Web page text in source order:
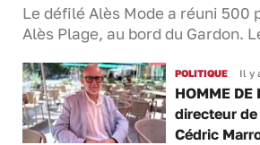
Le défilé Alès Mode a réuni 500
Alès Plage, au bord du Gardon.
POLITIQUE Il y
HOMME DE
directeur
Cédric